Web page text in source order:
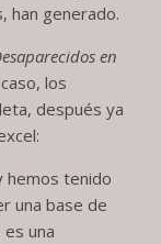
han generado.
en
los
después ya
hemos tenido
una base de
una